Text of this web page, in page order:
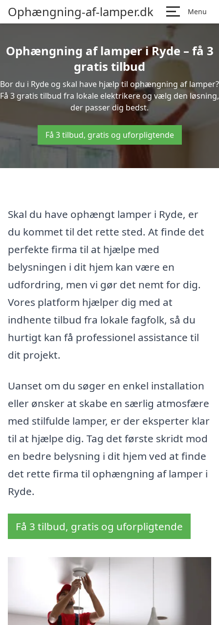
Ophængning-af-lamper.dk Menu
Ophængning af lamper i Ryde – få 3
gratis tilbud
Bor du i Ryde og skal have hjælp til ophængning af lamper?
Få 3 gratis tilbud fra lokale elektrikere og vælg den løsning,
der passer dig bedst.
Få 3 tilbud, gratis og uforpligtende
Skal du have ophængt lamper i Ryde, er
du kommet til det rette sted. At finde det
perfekte firma til at hjælpe med
belysningen i dit hjem kan være en
udfordring, men vi gør det nemt for dig.
Vores platform hjælper dig med at
indhente tilbud fra lokale fagfolk, så du
hurtigt kan få professionel assistance til
dit projekt.
Uanset om du søger en enkel installation
eller ønsker at skabe en særlig atmosfære
med stilfulde lamper, er der eksperter klar
til at hjælpe dig. Tag det første skridt mod
en bedre belysning i dit hjem ved at finde
det rette firma til ophængning af lamper i
Ryde.
Få 3 tilbud, gratis og uforpligtende